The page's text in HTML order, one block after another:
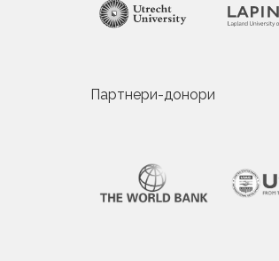
Партнери-донори